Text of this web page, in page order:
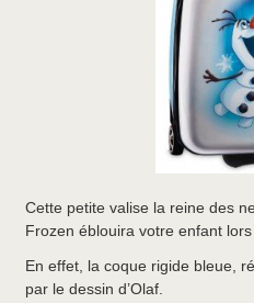
Cette petite valise la reine des
Frozen éblouira votre enfant
En effet, la coque rigide bleue,
par le dessin d’Olaf.